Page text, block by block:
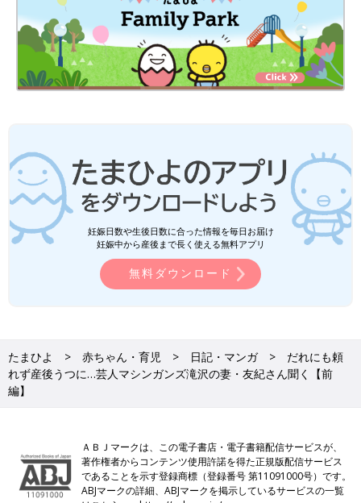
妊娠日数や生後日数に合った情報を毎日お届け
妊娠中から産後まで長く使える無料アプリ
無料ダウンロード
たまひよ 赤ちゃん・育児 日記・マンガ
だれにも頼
れず産後うつに…芸人マシンガンズ滝沢の妻・友紀さん聞く【前
編】
ＡＢＪマークは、この電子書店・電子書籍配信サービスが、
著作権者からコンテンツ使用許諾を得た正規版配信サービス
であることを示す登録商標（登録番号 第11091000号）です。
ABJマークの詳細、ABJマークを掲示しているサービスの一覧